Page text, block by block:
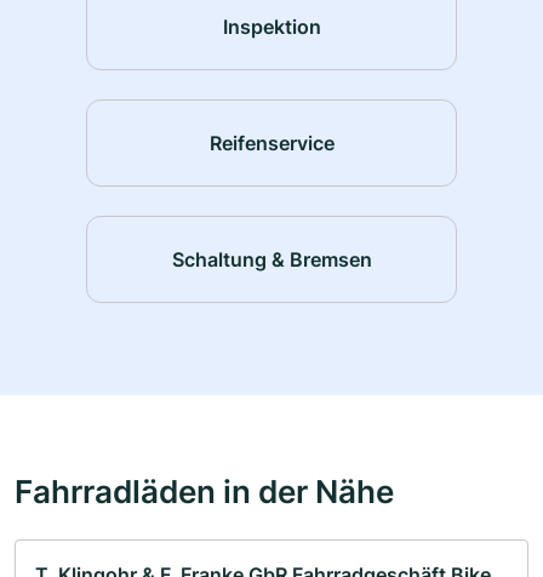
Inspektion
Reifenservice
Schaltung & Bremsen
Fahrradläden in der Nähe